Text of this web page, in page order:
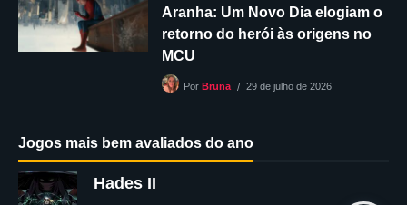
Aranha: Um Novo Dia elogiam o
retorno do herói às origens no
MCU
Por Bruna 29 de julho de 2026
Jogos mais bem avaliados do ano
Hades II